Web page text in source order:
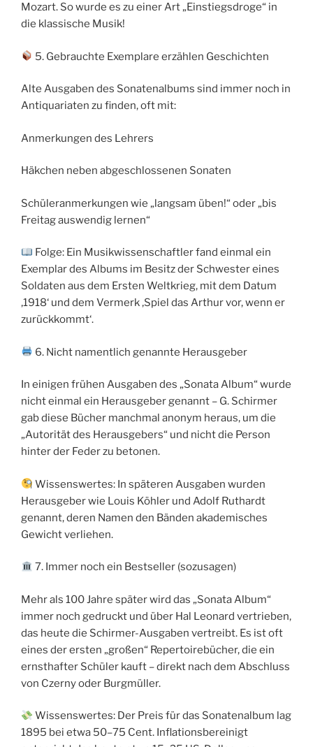
Mozart. So wurde es zu einer Art „Einstiegsdroge“ in
die klassische Musik!
5. Gebrauchte Exemplare erzählen Geschichten
Alte Ausgaben des Sonatenalbums sind immer noch in
Antiquariaten zu finden, oft mit:
Anmerkungen des Lehrers
Häkchen neben abgeschlossenen Sonaten
Schüleranmerkungen wie „langsam üben!“ oder „bis
Freitag auswendig lernen“
Folge: Ein Musikwissenschaftler fand einmal ein
Exemplar des Albums im Besitz der Schwester eines
Soldaten aus dem Ersten Weltkrieg, mit dem Datum
‚1918‘ und dem Vermerk ‚Spiel das Arthur vor, wenn er
zurückkommt‘.
6. Nicht namentlich genannte Herausgeber
In einigen frühen Ausgaben des „Sonata Album“ wurde
nicht einmal ein Herausgeber genannt – G. Schirmer
gab diese Bücher manchmal anonym heraus, um die
„Autorität des Herausgebers“ und nicht die Person
hinter der Feder zu betonen.
Wissenswertes: In späteren Ausgaben wurden
Herausgeber wie Louis Köhler und Adolf Ruthardt
genannt, deren Namen den Bänden akademisches
Gewicht verliehen.
7. Immer noch ein Bestseller (sozusagen)
Mehr als 100 Jahre später wird das „Sonata Album“
immer noch gedruckt und über Hal Leonard vertrieben,
das heute die Schirmer-Ausgaben vertreibt. Es ist oft
eines der ersten „großen“ Repertoirebücher, die ein
ernsthafter Schüler kauft – direkt nach dem Abschluss
von Czerny oder Burgmüller.
Wissenswertes: Der Preis für das Sonatenalbum lag
1895 bei etwa 50–75 Cent. Inflationsbereinigt